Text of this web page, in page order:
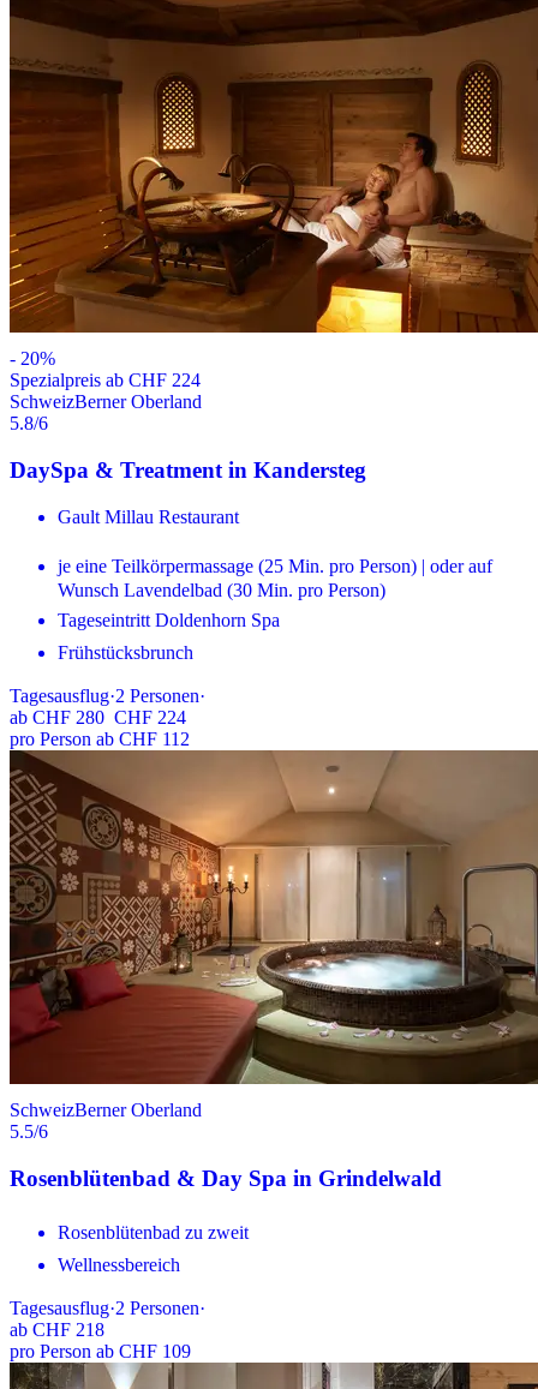
- 20%
Spezialpreis ab CHF 224
SchweizBerner Oberland
5.8/6
DaySpa & Treatment in Kandersteg
Gault Millau Restaurant
je eine Teilkörpermassage (25 Min. pro Person) | oder auf
Wunsch Lavendelbad (30 Min. pro Person)
Tageseintritt Doldenhorn Spa
Frühstücksbrunch
Tagesausflug·2 Personen·
ab CHF 280 CHF 224
pro Person ab CHF 112
SchweizBerner Oberland
5.5/6
Rosenblütenbad & Day Spa in Grindelwald
Rosenblütenbad zu zweit
Wellnessbereich
Tagesausflug·2 Personen·
ab CHF 218
pro Person ab CHF 109